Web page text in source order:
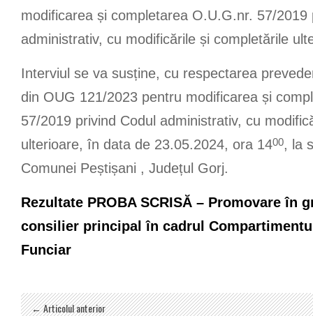
modificarea și completarea O.U.G.nr. 57/2019
administrativ, cu modificările și completările
Interviul se va susține, cu respectarea
din OUG 121/2023 pentru modificarea și
57/2019 privind Codul administrativ, cu
ulterioare, în data de 23.05.2024, ora 1400, la
Comunei Peștișani , Județul Gorj.
Rezultate PROBA SCRISĂ – Promovare în
consilier principal în cadrul
Funciar
← Articolul anterior